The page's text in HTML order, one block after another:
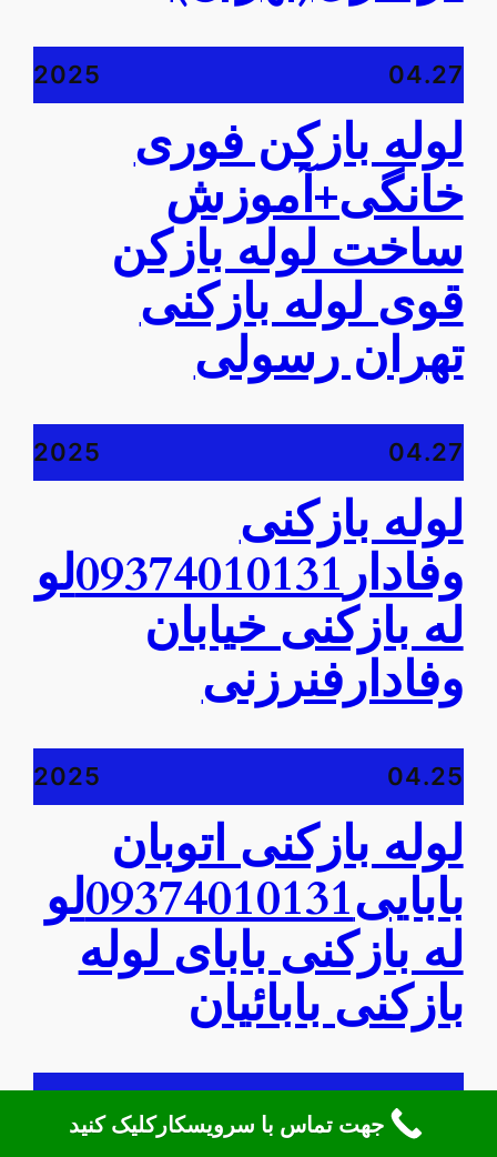
04.27
2025
لوله بازکن فوری
خانگی+آموزش
ساخت لوله بازکن
قوی لوله بازکنی
تهران رسولی
04.27
2025
لوله بازکنی
وفادار09374010131لو
له بازکنی خیابان
وفادارفنرزنی
04.25
2025
لوله بازکنی اتوبان
بابایی09374010131لو
له بازکنی بابای لوله
بازکنی بابائیان
04.25
2025
جهت تماس با سرویسکارکلیک کنید